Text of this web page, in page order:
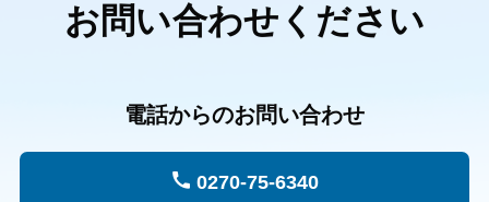
お問い合わせください
電話からのお問い合わせ
0270-75-6340